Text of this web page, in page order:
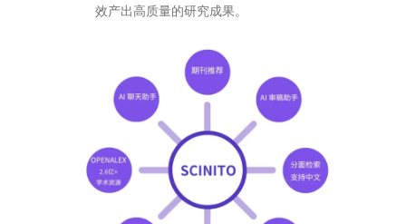
效产出高质量的研究成果。